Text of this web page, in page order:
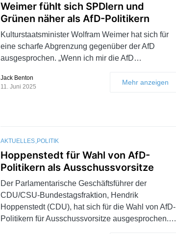
Weimer fühlt sich SPDlern und
Grünen näher als AfD-Politikern
Kulturstaatsminister Wolfram Weimer hat sich für
eine scharfe Abgrenzung gegenüber der AfD
ausgesprochen. „Wenn ich mir die AfD…
Jack Benton
11. Juni 2025
Mehr anzeigen
AKTUELLES POLITIK
Hoppenstedt für Wahl von AfD-
Politikern als Ausschussvorsitze
Der Parlamentarische Geschäftsführer der
CDU/CSU-Bundestagsfraktion, Hendrik
Hoppenstedt (CDU), hat sich für die Wahl von AfD-
Politikern für Ausschussvorsitze ausgesprochen.…